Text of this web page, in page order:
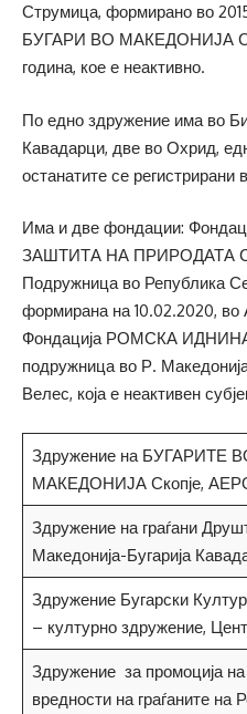
Струмица, формирано во
БУГАРИ ВО МАКЕДОНИЈА
година, кое е неактивно.
По едно здружение има во
Кавадарци, две во Охрид,
останатите се регистрирани
Има и две фондации:
ЗАШТИТА НА ПРИРОДАТА
Подружница во Република
формирана на 10.02.2020, во
Фондација РОМСКА ИДНИНА
подружница во Р.
Велес, која е неактивен
Здружение на БУГАРИТЕ
МАКЕДОНИЈА Скопје,
Здружение на граѓани
Македонија-Бугарија
Здружение Бугарски
– културно здружение,
Здружение за промоција
вредности на граѓаните на